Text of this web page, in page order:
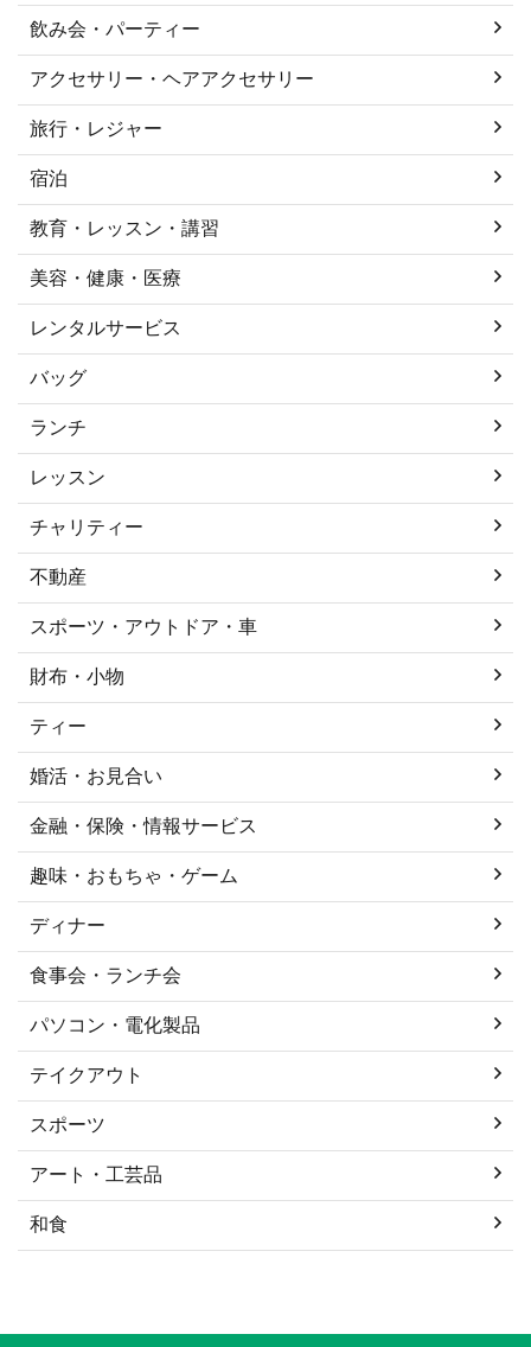
飲み会・パーティー
アクセサリー・ヘアアクセサリー
旅行・レジャー
宿泊
教育・レッスン・講習
美容・健康・医療
レンタルサービス
バッグ
ランチ
レッスン
チャリティー
不動産
スポーツ・アウトドア・車
財布・小物
ティー
婚活・お見合い
金融・保険・情報サービス
趣味・おもちゃ・ゲーム
ディナー
食事会・ランチ会
パソコン・電化製品
テイクアウト
スポーツ
アート・工芸品
和食